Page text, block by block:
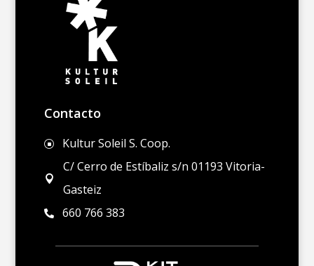
Contacto
] Kultur Soleil S. Coop.

C/ Cerro de Estíbaliz s/n 01193 Vitoria-
Gasteiz
 660 766 383